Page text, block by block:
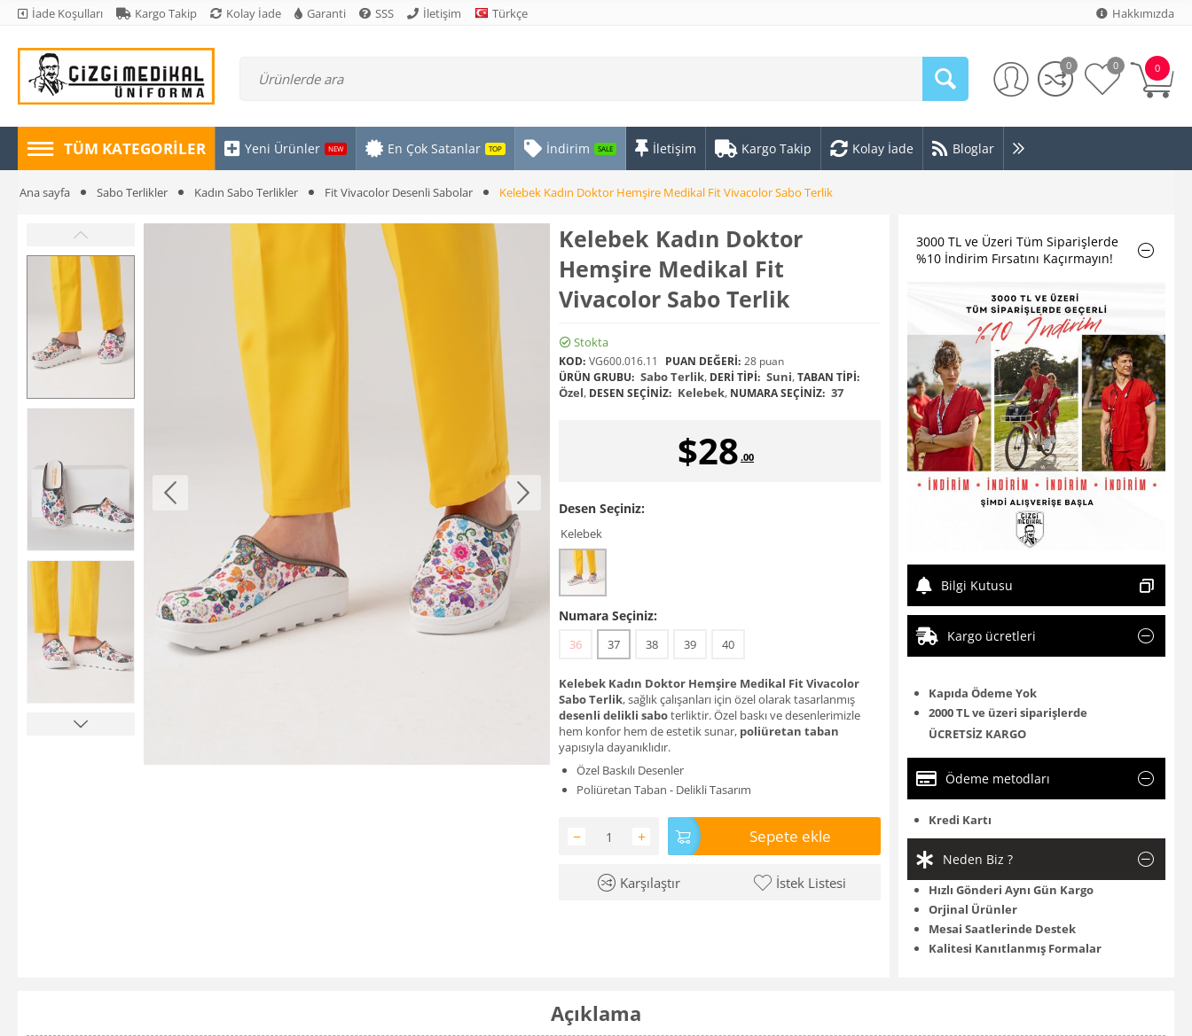
İade Koşulları Kargo Takip Kolay İade Garanti SSS İletişim Türkçe Hakkımızda
0
0 0
TÜM KATEGORILER Yeni Ürünler NEW En Çok Satanlar TOP İndirim SALE İletişim Kargo Takip Kolay İade Bloglar
Ana sayfa Sabo Terlikler Kadın Sabo Terlikler Fit Vivacolor Desenli Sabolar Kelebek Kadın Doktor Hemşire Medikal Fit Vivacolor Sabo Terlik
Kelebek Kadın Doktor
Hemşire Medikal Fit
Vivacolor Sabo Terlik
Stokta
KOD: VG600.016.11 PUAN DEĞERI: 28 puan
ÜRÜN GRUBU: Sabo Terlik, DERI TIPI: Suni,TABAN TIPI:
Özel, DESEN SEÇINIZ: Kelebek, NUMARA SEÇINIZ: 37
$28 .00
Desen Seçiniz:
Kelebek
Numara Seçiniz:
36 37 38 39 40
Kelebek Kadın Doktor Hemşire Medikal Fit Vivacolor
Sabo Terlik, sağlık çalışanları için özel olarak tasarlanmış
desenli delikli saboterliktir. Özel baskı ve desenlerimizle
hem konfor hem de estetik sunar, poliüretan taban
yapısıyla dayanıklıdır.
Özel Baskılı Desenler
Poliüretan Taban - Delikli Tasarım
+
− Sepete ekle
Karşılaştır İstek Listesi
3000 TL ve Üzeri Tüm Siparişlerde
%10 İndirim Fırsatını Kaçırmayın!
Bilgi Kutusu
Kargo ücretleri
Kapıda Ödeme Yok
2000 TL ve üzeri siparişlerde
ÜCRETSİZ KARGO
Ödeme metodları
Kredi Kartı
Neden Biz ?
Hızlı Gönderi Aynı Gün Kargo
Orjinal Ürünler
Mesai Saatlerinde Destek
Kalitesi Kanıtlanmış Formalar
Açıklama